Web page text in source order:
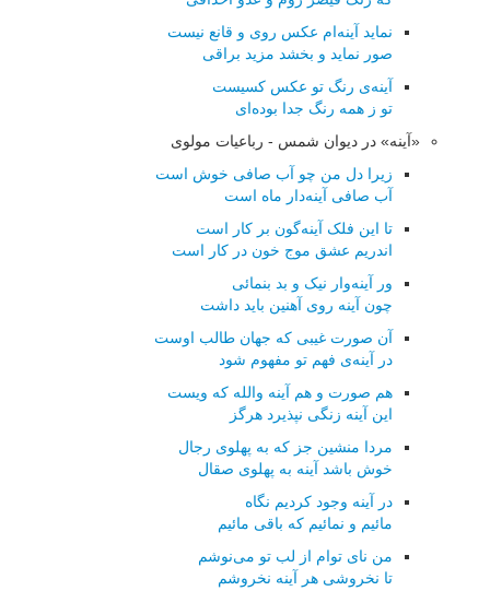
نماید آینه‌ام عكس روی و قانع نیست
صور نماید و بخشد مزید براقی
آینه‌ی رنگ تو عكس كسیست
تو ز همه رنگ جدا بوده‌ای
«آینه» در دیوان شمس - رباعیات مولوی
زیرا دل من چو آب صافی خوش است
آب صافی آینه‌دار ماه است
تا این فلک آینه‌گون بر کار است
اندریم عشق موج خون در کار است
ور آینه‌وار نیک و بد بنمائی
چون آینه روی آهنین باید داشت
آن صورت غیبی که جهان طالب اوست
در آینه‌ی فهم تو مفهوم شود
هم صورت و هم آینه والله که ویست
این آینه زنگی نپذیرد هرگز
مردا منشین جز که به پهلوی رجال
خوش باشد آینه به پهلوی صقال
در آینه وجود کردیم نگاه
مائیم و نمائیم که باقی مائیم
من نای توام از لب تو می‌نوشم
تا نخروشی هر آینه نخروشم